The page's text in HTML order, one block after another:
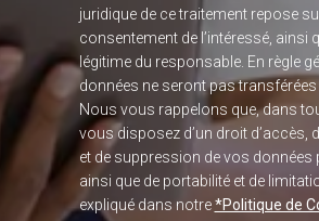
juridique de ce traitement repose
consentement de l’intéressé, ainsi
légitime du responsable. En règle
données ne seront pas transférées
Nous vous rappelons que, dans
vous disposez d’un droit d’accès,
et de suppression de vos données
ainsi que de portabilité et de
expliqué dans notre*Politique de